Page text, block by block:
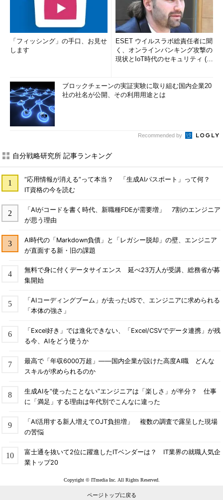
「フィッシング」の手口、お見せ
します
ESET ウイルスラボ総責任者に聞
く、オンラインバンキング攻撃の
現状とIoT時代のセキュリティ (1/
ブロックチェーンの実証実験に取り組む国内企業20
社の社名が公開、その利用用途とは
Recommended by
自分戦略研究所 記事ランキング
“応用情報が消える”って本当？ 「生成AIパスポート」って何？
IT資格の今を読む
「AIがコードを書く時代、新職種FDEが需要増」 7割のエンジニア
が思う理由
AI時代の「Markdown負債」と「レガシー脱却」の壁、エンジニア
が直面する新・旧の課題
無料で身に付くデータサイエンス 延べ23万人が受講、総務省が募
集開始
「AIコーディングブーム」が去ったUSで、エンジニアに求められる
「本体の強さ」
「Excel好き」では進化できない、「Excel/CSVでデータ連携」が残
る今、AIをどう使うか
最高で「年収6000万超」――国内企業が設けた高度AI職 どんな
スキルが求められるのか
生成AIを“使ったことない”エンジニアは「楽しさ」が半分？ 仕事
に「満足」する理由は年代別でこんなに違った
「AI活用する新人増えてOJT負担増」 複数の調査で露呈した現場
の苦悩
富士通を抜いて2位に躍進したITベンダーは？ IT業界の就職人気企
業トップ20
Copyright © ITmedia Inc. All Rights Reserved.
ページトップに戻る